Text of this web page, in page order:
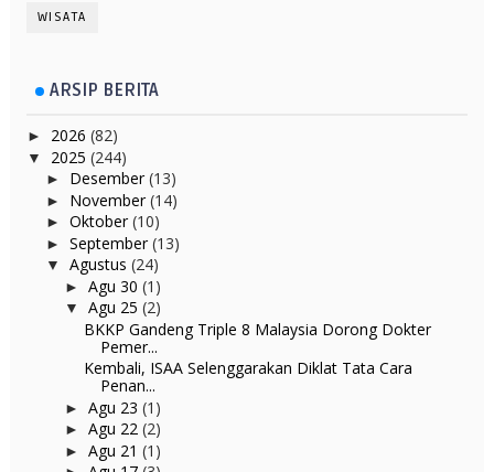
WISATA
ARSIP BERITA
► 2026 (82)
▼ 2025 (244)
► Desember(13)
► November(14)
► Oktober(10)
► September(13)
▼ Agustus (24)
► Agu 30 (1)
▼ Agu 25 (2)
BKKP Gandeng Triple 8 Malaysia Dorong Dokter
Pemer...
Kembali, ISAA Selenggarakan Diklat Tata Cara
Penan...
► Agu 23 (1)
► Agu 22 (2)
► Agu 21 (1)